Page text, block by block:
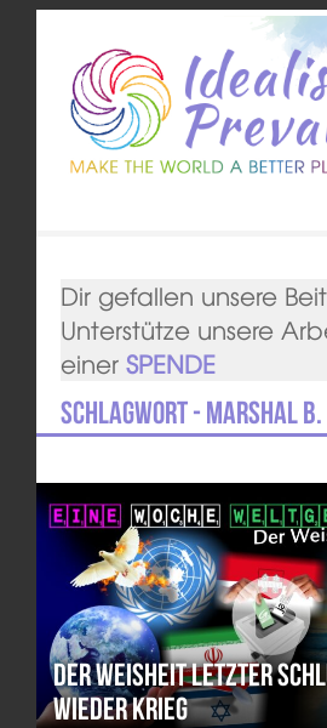
Dir gefallen unsere
Unterstütze unsere
einer SPENDE
Schlagwort - Marshal B.
Der Weisheit letzter
wieder Krieg